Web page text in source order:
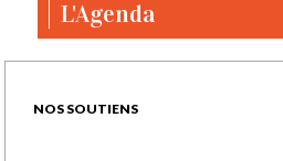
L'Agenda
NOS SOUTIENS